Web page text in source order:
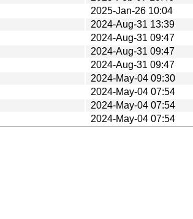
2025-Jan-26 10:04
2024-Aug-31 13:39
2024-Aug-31 09:47
2024-Aug-31 09:47
2024-Aug-31 09:47
2024-May-04 09:30
2024-May-04 07:54
2024-May-04 07:54
2024-May-04 07:54